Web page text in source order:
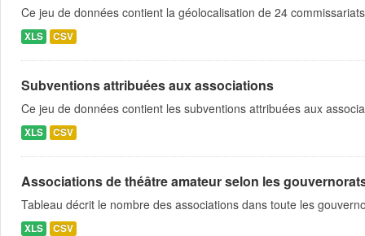
Ce jeu de données contient la géolocalisation de 24
XLS CSV
Subventions attribuées aux associations
Ce jeu de données contient les subventions attribuées aux
XLS CSV
Associations de théâtre amateur selon les
Tableau décrit le nombre des associations dans toute les
XLS CSV